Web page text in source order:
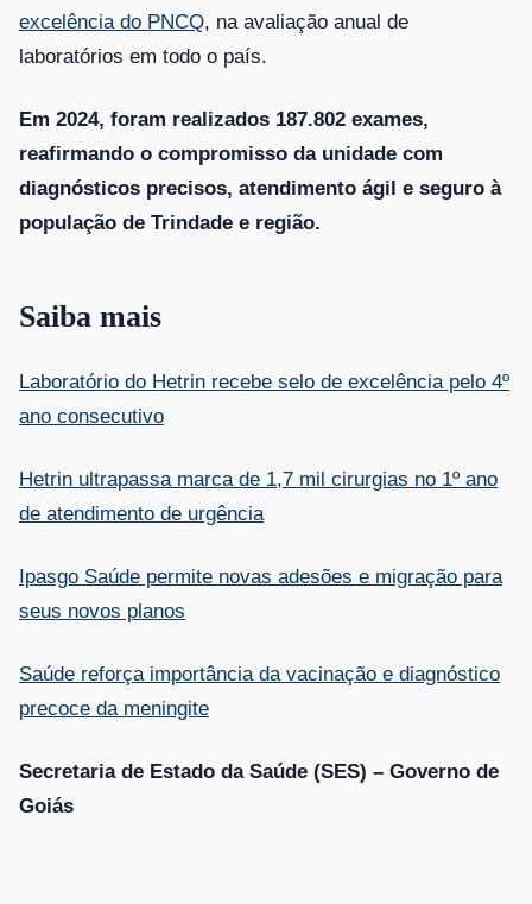
excelência do PNCQ, na avaliação anual de
laboratórios em todo o país.
Em 2024, foram realizados 187.802 exames,
reafirmando o compromisso da unidade com
diagnósticos precisos, atendimento ágil e seguro à
população de Trindade e região.
Saiba mais
Laboratório do Hetrin recebe selo de excelência pelo 4º
ano consecutivo
Hetrin ultrapassa marca de 1,7 mil cirurgias no 1º ano
de atendimento de urgência
Ipasgo Saúde permite novas adesões e migração para
seus novos planos
Saúde reforça importância da vacinação e diagnóstico
precoce da meningite
Secretaria de Estado da Saúde (SES) – Governo de
Goiás